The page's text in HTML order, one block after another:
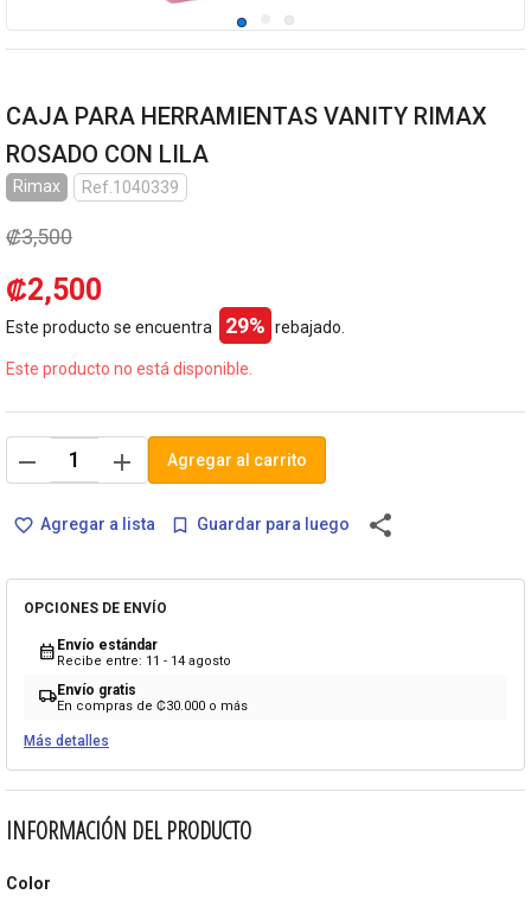
CAJA PARA HERRAMIENTAS VANITY RIMAX
ROSADO CON LILA
Rimax Ref.1040339
₡3,500
₡2,500
Este producto se encuentra 29% rebajado.
Este producto no está disponible.
remove add Agregar al carrito
favorite_border Agregar a lista bookmark_border Guardar para luego share
OPCIONES DE ENVÍO
calendar_month Envío estándar
Recibe entre: 11 - 14 agosto
local_shippingEnvío gratis
En compras de ₡30.000 o más
Más detalles
INFORMACIÓN DEL PRODUCTO
Color